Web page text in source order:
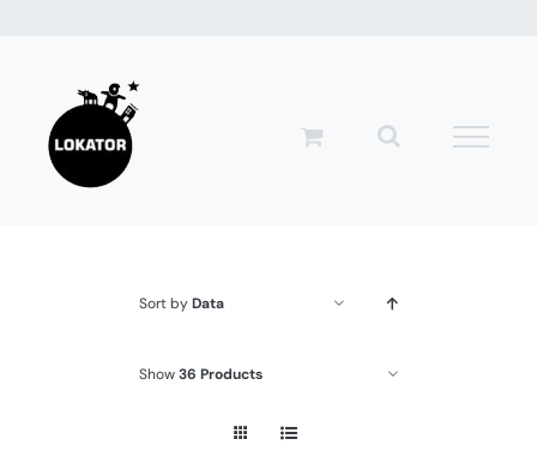
zawartości
Sort byData
Show36 Products